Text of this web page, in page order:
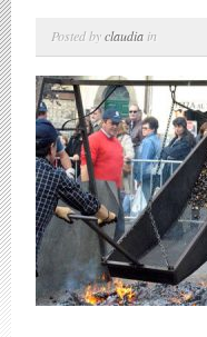
Posted byclaudia in